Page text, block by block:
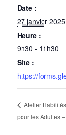
Date :
27 janvier 2025
Heure :
9h30 - 11h30
Site :
https://
Atelier
pour les Adultes